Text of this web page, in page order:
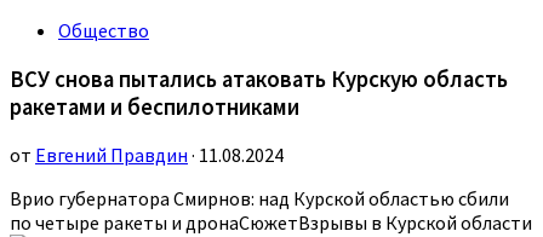
Общество
ВСУ снова пытались атаковать Курскую область
ракетами и беспилотниками
от Евгений Правдин · 11.08.2024
Врио губернатора Смирнов: над Курской областью сбили
по четыре ракеты и дронаСюжетВзрывы в Курской области